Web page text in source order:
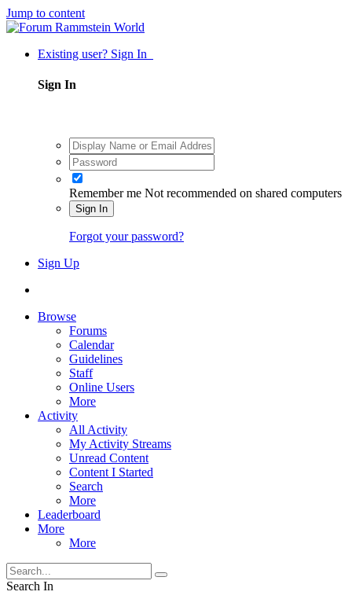
Jump to content
Existing user? Sign In
Sign In
Remember me Not recommended on shared computers
Sign In
Forgot your password?
Sign Up
Browse
Forums
Calendar
Guidelines
Staff
Online Users
More
Activity
All Activity
My Activity Streams
Unread Content
Content I Started
Search
More
Leaderboard
More
More
Search In